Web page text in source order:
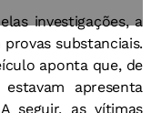
investigações, a
substanciais.
aponta que, de
apresenta
seguir, as vítimas